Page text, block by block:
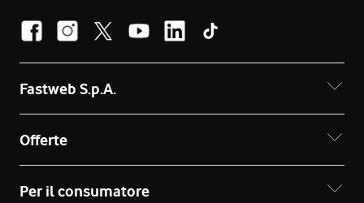
Fastweb S.p.A.
Offerte
Per il consumatore